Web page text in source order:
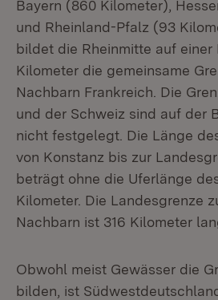
Bayern (860 Kilometer),
und Rheinland-Pfalz (93
bildet die Rheinmitte auf einer
Kilometer die gemeinsame
Nachbarn Frankreich. Die
und der Schweiz sind auf der
nicht festgelegt. Die Länge
von Konstanz bis zur
beträgt ohne die Uferlänge
Kilometer. Die Landesgrenze
Nachbarn ist 316 Kilometer
Obwohl meist Gewässer die
bilden, ist